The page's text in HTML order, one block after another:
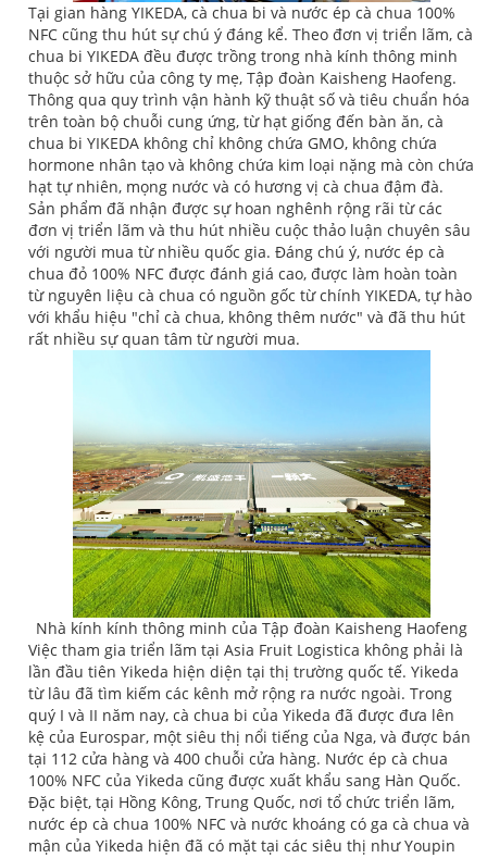
Tại gian hàng YIKEDA, cà chua bi và nước ép cà chua 100%
NFC cũng thu hút sự chú ý đáng kể. Theo đơn vị triển lãm, cà
chua bi YIKEDA đều được trồng trong nhà kính thông minh
thuộc sở hữu của công ty mẹ, Tập đoàn Kaisheng Haofeng.
Thông qua quy trình vận hành kỹ thuật số và tiêu chuẩn hóa
trên toàn bộ chuỗi cung ứng, từ hạt giống đến bàn ăn, cà
chua bi YIKEDA không chỉ không chứa GMO, không chứa
hormone nhân tạo và không chứa kim loại nặng mà còn chứa
hạt tự nhiên, mọng nước và có hương vị cà chua đậm đà.
Sản phẩm đã nhận được sự hoan nghênh rộng rãi từ các
đơn vị triển lãm và thu hút nhiều cuộc thảo luận chuyên sâu
với người mua từ nhiều quốc gia. Đáng chú ý, nước ép cà
chua đỏ 100% NFC được đánh giá cao, được làm hoàn toàn
từ nguyên liệu cà chua có nguồn gốc từ chính YIKEDA, tự hào
với khẩu hiệu "chỉ cà chua, không thêm nước" và đã thu hút
rất nhiều sự quan tâm từ người mua.
Nhà kính kính thông minh của Tập đoàn Kaisheng Haofeng
Việc tham gia triển lãm tại Asia Fruit Logistica không phải là
lần đầu tiên Yikeda hiện diện tại thị trường quốc tế. Yikeda
từ lâu đã tìm kiếm các kênh mở rộng ra nước ngoài. Trong
quý I và II năm nay, cà chua bi của Yikeda đã được đưa lên
kệ của Eurospar, một siêu thị nổi tiếng của Nga, và được bán
tại 112 cửa hàng và 400 chuỗi cửa hàng. Nước ép cà chua
100% NFC của Yikeda cũng được xuất khẩu sang Hàn Quốc.
Đặc biệt, tại Hồng Kông, Trung Quốc, nơi tổ chức triển lãm,
nước ép cà chua 100% NFC và nước khoáng có ga cà chua và
mận của Yikeda hiện đã có mặt tại các siêu thị như Youpin